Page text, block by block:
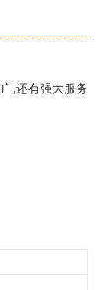
,还有强大服务